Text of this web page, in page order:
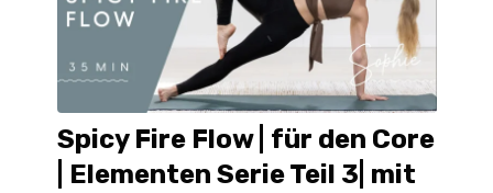
Spicy Fire Flow | für den Core
| Elementen Serie Teil 3| mit